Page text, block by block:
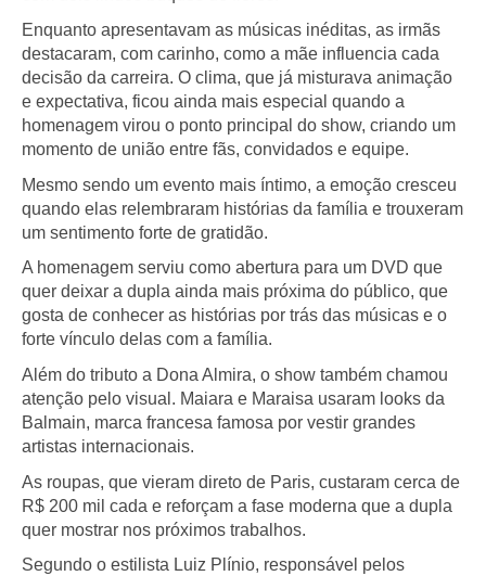
Enquanto apresentavam as músicas inéditas, as irmãs
destacaram, com carinho, como a mãe influencia cada
decisão da carreira. O clima, que já misturava animação
e expectativa, ficou ainda mais especial quando a
homenagem virou o ponto principal do show, criando um
momento de união entre fãs, convidados e equipe.
Mesmo sendo um evento mais íntimo, a emoção cresceu
quando elas relembraram histórias da família e trouxeram
um sentimento forte de gratidão.
A homenagem serviu como abertura para um DVD que
quer deixar a dupla ainda mais próxima do público, que
gosta de conhecer as histórias por trás das músicas e o
forte vínculo delas com a família.
Além do tributo a Dona Almira, o show também chamou
atenção pelo visual. Maiara e Maraisa usaram looks da
Balmain, marca francesa famosa por vestir grandes
artistas internacionais.
As roupas, que vieram direto de Paris, custaram cerca de
R$ 200 mil cada e reforçam a fase moderna que a dupla
quer mostrar nos próximos trabalhos.
Segundo o estilista Luiz Plínio, responsável pelos